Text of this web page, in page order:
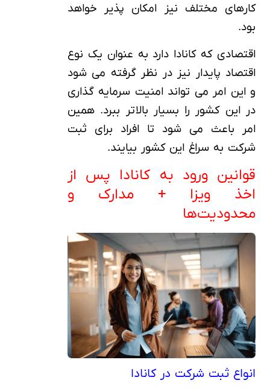
کارهای مختلف نیز امکان پذیر خواهد
بود.
اقتصادی که کانادا دارد به عنوان یک نوع
اقتصاد پایدار نیز در نظر گرفته می شود
و این امر می تواند امنیت سرمایه گذاری
در این کشور را بسیار بالاتر ببرد. همین
امر باعث می شود تا افراد برای ثبت
شرکت به سراغ این کشور بیایند.
قوانین ورود به کانادا پس از
اخذ ویزا + مدارک و
محدودیت‌ها
انواع ثبت شرکت در کانادا